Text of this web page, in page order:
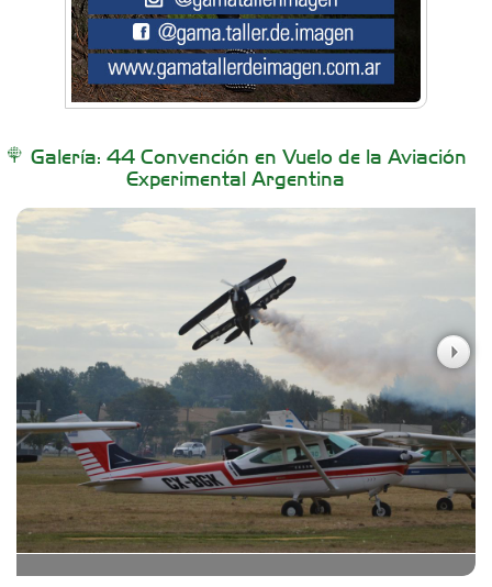
Brisé Estudio de Danzas
Carniceria y granja El Viejo Peña
Clima Castelar
Colegio Juan Bautista Alberdi
CONSERVAS YAMASIRO
Cubanico´s - Cubanitos Rellenos!
Galería: 44 Convención en Vuelo de la Aviación
Experimental Argentina